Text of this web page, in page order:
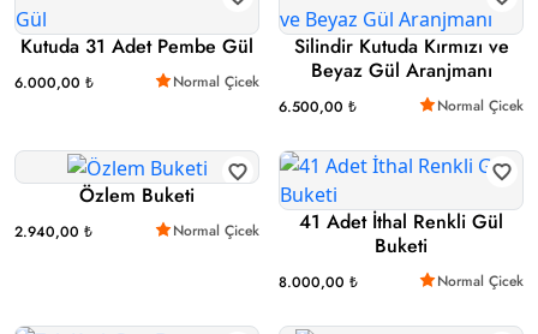
Kutuda 31 Adet Pembe Gül
6.000,00 ₺ Normal Çicek
Silindir Kutuda Kırmızı ve
Beyaz Gül Aranjmanı
6.500,00 ₺ Normal Çicek
Özlem Buketi
2.940,00 ₺ Normal Çicek
41 Adet İthal Renkli Gül
Buketi
8.000,00 ₺ Normal Çicek